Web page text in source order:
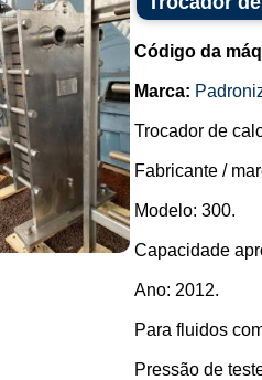
Código da
Marca:
Trocador de
Fabricante /
Modelo: 300.
Capacidade
Ano: 2012.
Para fluidos
Pressão de